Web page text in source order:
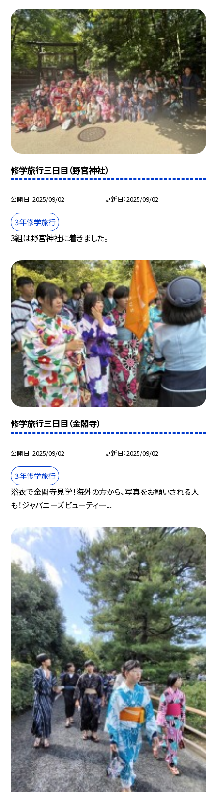
修学旅行三日目（野宮神社）
公開日 2025/09/02 更新日 2025/09/02
３年修学旅行
3組は野宮神社に着きました。
修学旅行三日目（金閣寺）
公開日 2025/09/02 更新日 2025/09/02
３年修学旅行
浴衣で金閣寺見学！海外の方から、写真をお願いされる人
も！ジャパニーズビューティー...